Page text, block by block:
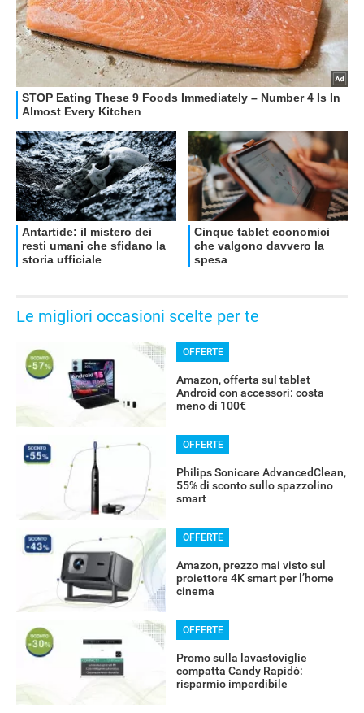
Le migliori occasioni scelte per te
OFFERTE
Amazon, offerta sul tablet
Android con accessori: costa
meno di 100€
OFFERTE
Philips Sonicare AdvancedClean,
55% di sconto sullo spazzolino
smart
OFFERTE
Amazon, prezzo mai visto sul
proiettore 4K smart per l’home
cinema
OFFERTE
Promo sulla lavastoviglie
compatta Candy Rapidò:
risparmio imperdibile